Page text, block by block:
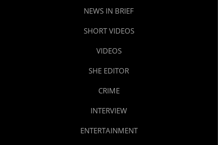
NEWS IN BRIEF
SHORT VIDEOS
VIDEOS
SHE EDITOR
CRIME
INTERVIEW
ENTERTAINMENT